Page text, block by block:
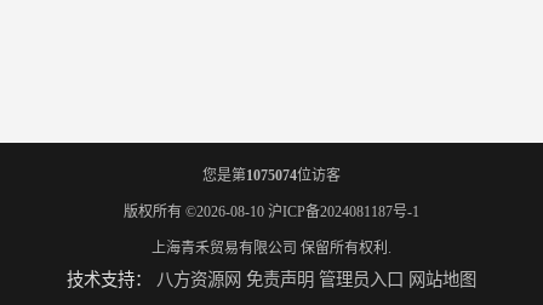
您是第1075074位访客
版权所有 ©2026-08-10 沪ICP备2024081187号-1
上海青禾贸易有限公司 保留所有权利.
技术支持： 八方资源网 免责声明 管理员入口 网站地图